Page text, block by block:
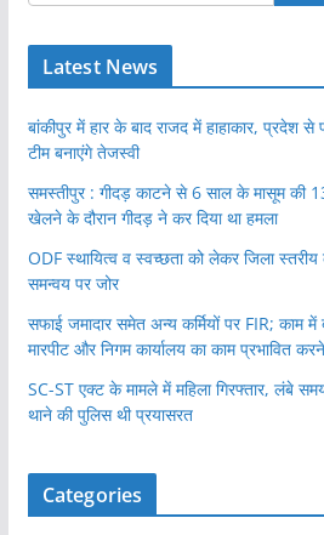
Latest News
बांकीपुर में हार के बाद राजद में हाहाकार, प्रदेश
टीम बनाएंगे तेजस्वी
समस्तीपुर : गीदड़ काटने से 6 साल के मासूम की
खेलने के दौरान गीदड़ ने कर दिया था हमला
ODF स्थायित्व व स्वच्छता को लेकर जिला स्तरीय
समन्वय पर जोर
सफाई जमादार समेत अन्य कर्मियों पर FIR; काम में
मारपीट और निगम कार्यालय का काम प्रभावित
SC-ST एक्ट के मामले में महिला गिरफ्तार, लंबे
थाने की पुलिस थी प्रयासरत
Categories